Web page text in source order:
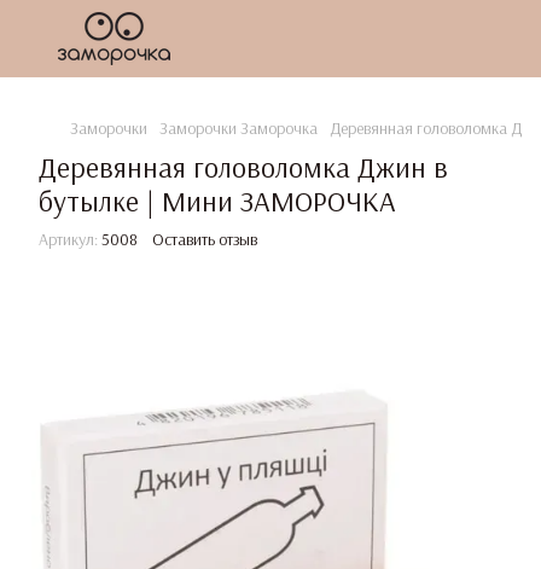
Заморочки Заморочки Заморочка Деревянная головоломка
Деревянная головоломка Джин в
бутылке | Мини ЗАМОРОЧКА
Артикул: 5008 Оставить отзыв